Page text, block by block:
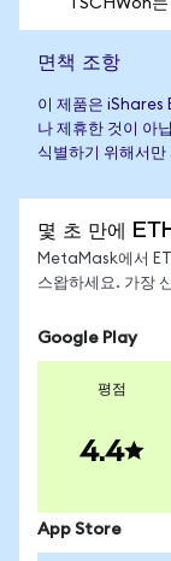
1 SCHWon
면책 조항
이 제품은 iShares
나 제휴한 것이 아
식별하기 위해서만
몇 초 만에
MetaMask에서
스왑하세요. 가장
Google Play
평점
4.4
App Store